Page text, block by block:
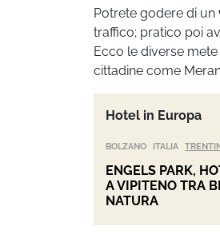
Potrete godere di un
traffico; pratico poi
Ecco le diverse
cittadine come
Hotel in Europa
BOLZANO ITALIA
ENGELS PARK,
A VIPITENO TRA
NATURA